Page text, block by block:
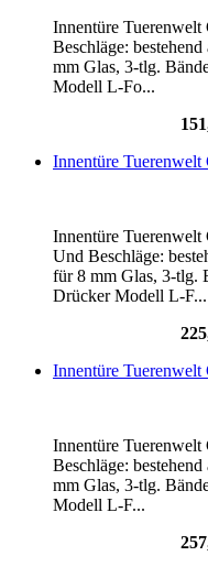
Innentüre
Beschläge:
mm Glas, 3-tlg.
Modell L-Fo...
Innentüre Tuerenwelt
Innentüre Tuerenwelt
Und Beschläge:
für 8 mm Glas, 3-tlg.
Drücker Modell L-F...
Innentüre Tuerenwelt
Innentüre Tuerenwelt
Beschläge:
mm Glas, 3-tlg.
Modell L-F...